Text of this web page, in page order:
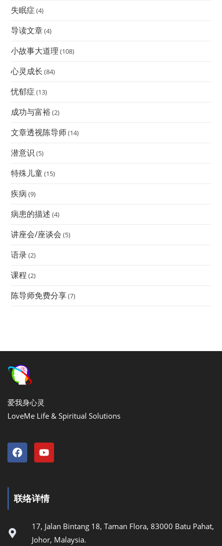
失眠症 (4)
导读文章(4)
小故事大道理 (108)
心灵成长 (84)
忧郁症 (13)
成功与富裕(2)
文章透视陈导师(14)
潜意识 (5)
特殊儿童(15)
疾病 (9)
病患的描述 (4)
讲座会/座谈会 (5)
语录(2)
课程 (2)
陈导师免费分享(7)
爱我身心灵
LoveMe Life & Spiritual Solutions
联络详情
17, Jalan Bintang 18, Taman Flora, 83000 Batu Pahat,
Johor, Malaysia.